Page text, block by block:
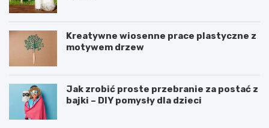
Kreatywne wiosenne prace plastyczne z
motywem drzew
Jak zrobić proste przebranie za postać z
bajki – DIY pomysły dla dzieci
T
D